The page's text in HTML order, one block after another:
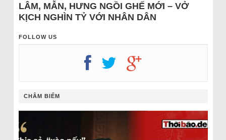
LÂM, MẪN, HƯNG NGỒI GHẾ MỚI – VỞ
KỊCH NGHÌN TỶ VỚI NHÂN DÂN
FOLLOW US
CHÂM BIẾM